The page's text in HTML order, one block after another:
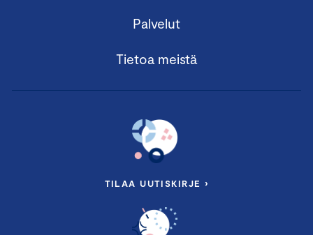
Palvelut
Tietoa meistä
TILAA UUTISKIRJE ›